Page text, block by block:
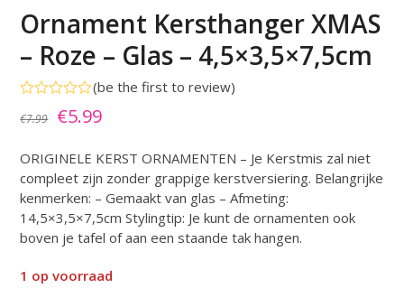
Ornament Kersthanger XMAS
– Roze – Glas – 4,5×3,5×7,5cm
Gewaardeerd
0
(be the first to review)
€7.99
Oorspronkelijke
was:
€7.99.
€5.99Huidige
is:
€5.99.
ORIGINELE KERST ORNAMENTEN – Je Kerstmis zal niet
compleet zijn zonder grappige kerstversiering. Belangrijke
kenmerken: – Gemaakt van glas – Afmeting:
14,5×3,5×7,5cm Stylingtip: Je kunt de ornamenten ook
boven je tafel of aan een staande tak hangen.
1 op voorraad